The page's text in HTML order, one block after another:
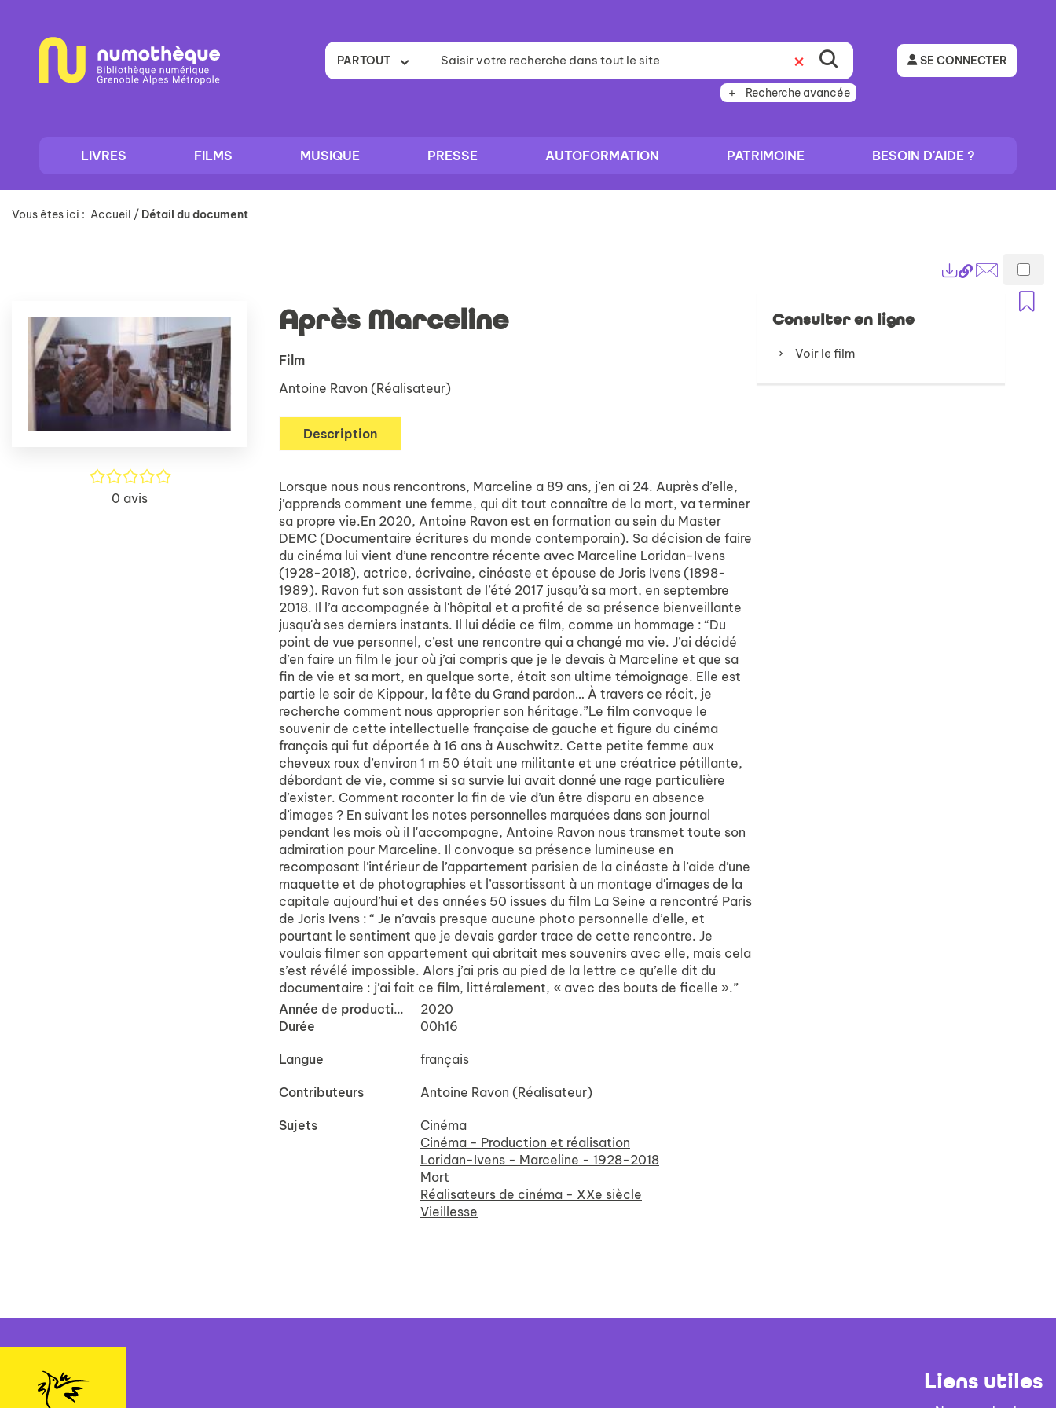
contenu
PARTOUT
Recherche avancée
SE CONNECTER
LIVRES FILMS MUSIQUE PRESSE AUTOFORMATION PATRIMOINE BESOIN D'AIDE ?
Vous êtes ici : Accueil / Détail du document
Lien
permanent
(Nouvelle
Envoyer
/5
0 avis
Après Marceline
Film
Antoine Ravon (Réalisateur)
Description
Lorsque nous nous rencontrons, Marceline a 89 ans, j’en ai 24. Auprès d’elle,
j’apprends comment une femme, qui dit tout connaître de la mort, va terminer
sa propre vie.En 2020, Antoine Ravon est en formation au sein du Master
DEMC (Documentaire écritures du monde contemporain). Sa décision de faire
du cinéma lui vient d’une rencontre récente avec Marceline Loridan-Ivens
(1928-2018), actrice, écrivaine, cinéaste et épouse de Joris Ivens (1898-
1989). Ravon fut son assistant de l’été 2017 jusqu’à sa mort, en septembre
2018. Il l’a accompagnée à l'hôpital et a profité de sa présence bienveillante
jusqu'à ses derniers instants. Il lui dédie ce film, comme un hommage : “Du
point de vue personnel, c’est une rencontre qui a changé ma vie. J’ai décidé
d’en faire un film le jour où j’ai compris que je le devais à Marceline et que sa
fin de vie et sa mort, en quelque sorte, était son ultime témoignage. Elle est
partie le soir de Kippour, la fête du Grand pardon… À travers ce récit, je
recherche comment nous approprier son héritage.”Le film convoque le
souvenir de cette intellectuelle française de gauche et figure du cinéma
français qui fut déportée à 16 ans à Auschwitz. Cette petite femme aux
cheveux roux d’environ 1 m 50 était une militante et une créatrice pétillante,
débordant de vie, comme si sa survie lui avait donné une rage particulière
d’exister. Comment raconter la fin de vie d’un être disparu en absence
d’images ? En suivant les notes personnelles marquées dans son journal
pendant les mois où il l'accompagne, Antoine Ravon nous transmet toute son
admiration pour Marceline. Il convoque sa présence lumineuse en
recomposant l’intérieur de l’appartement parisien de la cinéaste à l’aide d’une
maquette et de photographies et l’assortissant à un montage d'images de la
capitale aujourd’hui et des années 50 issues du film La Seine a rencontré Paris
de Joris Ivens : “ Je n’avais presque aucune photo personnelle d’elle, et
pourtant le sentiment que je devais garder trace de cette rencontre. Je
voulais filmer son appartement qui abritait mes souvenirs avec elle, mais cela
s’est révélé impossible. Alors j’ai pris au pied de la lettre ce qu’elle dit du
documentaire : j’ai fait ce film, littéralement, « avec des bouts de ficelle ».”
Année de production
2020
Durée
00h16
Langue français
Contributeurs Antoine Ravon (Réalisateur)
Sujets
Cinéma
Cinéma - Production et réalisation
Loridan-Ivens - Marceline - 1928-2018
Mort
Réalisateurs de cinéma - XXe siècle
Vieillesse
Consulter en ligne
Voir le film
Liens utiles